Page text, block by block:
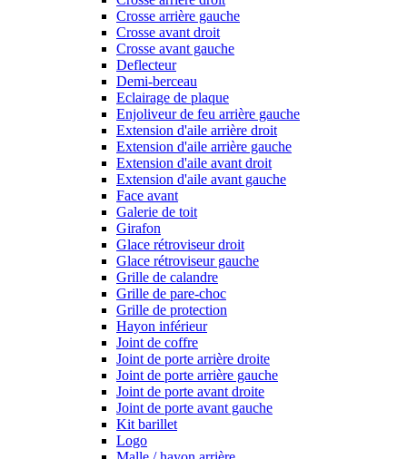
Crosse arrière gauche
Crosse avant droit
Crosse avant gauche
Deflecteur
Demi-berceau
Eclairage de plaque
Enjoliveur de feu arrière gauche
Extension d'aile arrière droit
Extension d'aile arrière gauche
Extension d'aile avant droit
Extension d'aile avant gauche
Face avant
Galerie de toit
Girafon
Glace rétroviseur droit
Glace rétroviseur gauche
Grille de calandre
Grille de pare-choc
Grille de protection
Hayon inférieur
Joint de coffre
Joint de porte arrière droite
Joint de porte arrière gauche
Joint de porte avant droite
Joint de porte avant gauche
Kit barillet
Logo